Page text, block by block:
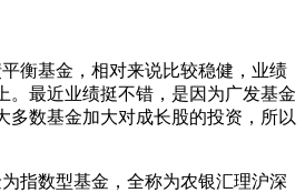
衡基金，相对来说比较稳健，业绩
。最近业绩挺不错，是因为广发基金
多数基金加大对成长股的投资，所以
指数型基金，全称为农银汇理沪深